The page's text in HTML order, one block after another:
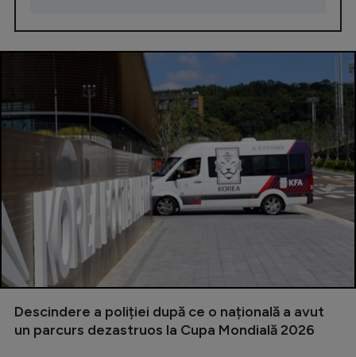
Descindere a poliției după ce o națională a avut
un parcurs dezastruos la Cupa Mondială 2026